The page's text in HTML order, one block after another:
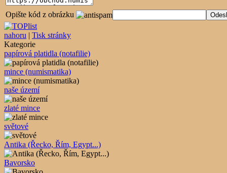
Opište kód z obrázku
nahoru | Tisk stránky
Kategorie
papírová platidla (notafilie)
mince (numismatika)
naše území
zlaté mince
světové
Antika (Řecko, Řím, Egypt...)
Bavorsko